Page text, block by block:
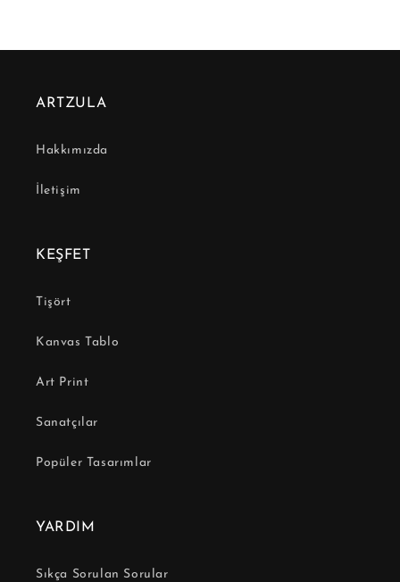
ARTZULA
Hakkımızda
İletişim
KEŞFET
Tişört
Kanvas Tablo
Art Print
Sanatçılar
Popüler Tasarımlar
YARDIM
Sıkça Sorulan Sorular